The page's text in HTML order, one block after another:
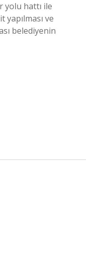
yolu hattı ile
ve
belediyenin